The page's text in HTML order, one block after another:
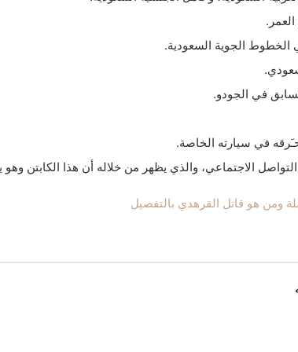
الخطوط الجوية السعودية.
في الجودو.
في سيارته الخاصة.
الاجتماعي، والذي يظهر من خلاله أن هذا الكابتن وهو
ومن هو قاتل القرهدي بالتفصيل